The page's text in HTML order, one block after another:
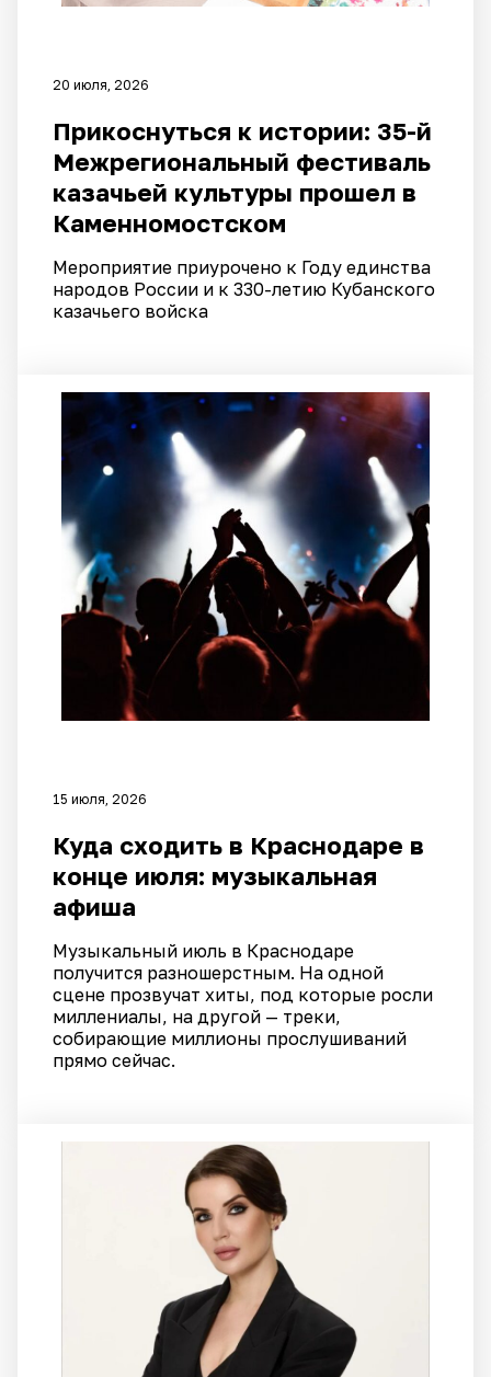
20 июля, 2026
Прикоснуться к истории: 35-й
Межрегиональный фестиваль
казачьей культуры прошел в
Каменномостском
Мероприятие приурочено к Году единства
народов России и к 330-летию Кубанского
казачьего войска
15 июля, 2026
Куда сходить в Краснодаре в
конце июля: музыкальная
афиша
Музыкальный июль в Краснодаре
получится разношерстным. На одной
сцене прозвучат хиты, под которые росли
миллениалы, на другой — треки,
собирающие миллионы прослушиваний
прямо сейчас.